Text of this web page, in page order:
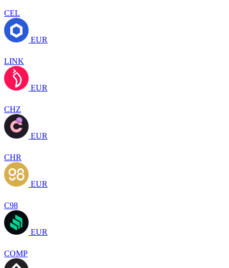
CEL
EUR
LINK
EUR
CHZ
EUR
CHR
EUR
C98
EUR
COMP